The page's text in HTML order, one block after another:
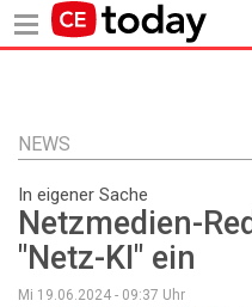
Inhalt
NEWS
In eigener Sache
Netzmedien-
"Netz-KI" ein
Mi 19.06.2024 - 09:37 Uhr